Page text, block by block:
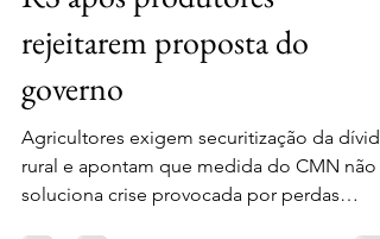
8 de jun. de 2025
3 min de leitura
Protestos se intensificam no
RS após produtores
rejeitarem proposta do
governo